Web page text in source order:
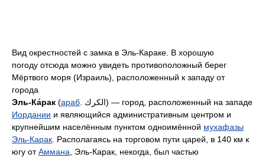
Вид окрестностей с замка в Эль-Караке. В хорошую
погоду отсюда можно увидеть противоположный берег
Мёртвого моря (Израиль), расположенный к западу от
города
Эль-Ка́рак (араб
. الكرك) — город, расположенный на западе
Иордании и являющийся административным центром и
крупнейшим населённым пунктом одноимённой мухафазы
Эль-Карак . Располагаясь на торговом пути царей, в 140 км к
югу отАммана , Эль-Карак, некогда, был частью